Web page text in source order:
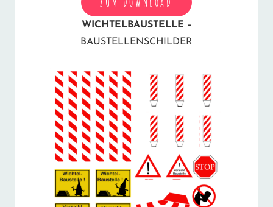
WICHTELBAUSTELLE –
BAUSTELLENSCHILDER